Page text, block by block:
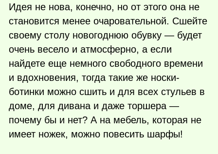
Идея не нова, конечно, но от этого она не
становится менее очаровательной. Сшейте
своему столу новогоднюю обувку — будет
очень весело и атмосферно, а если
найдете еще немного свободного времени
и вдохновения, тогда такие же носки-
ботинки можно сшить и для всех стульев в
доме, для дивана и даже торшера —
почему бы и нет? А на мебель, которая не
имеет ножек, можно повесить шарфы!